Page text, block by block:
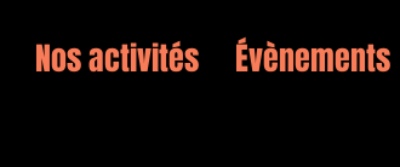
Nos activités Évènements